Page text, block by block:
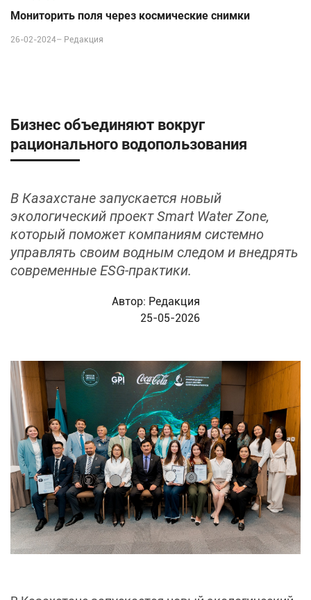
Мониторить поля через космические снимки
26-02-2024– Редакция
Бизнес объединяют вокруг
рационального водопользования
В Казахстане запускается новый
экологический проект Smart Water Zone,
который поможет компаниям системно
управлять своим водным следом и внедрять
современные ESG‑практики.
Автор: Редакция
25-05-2026